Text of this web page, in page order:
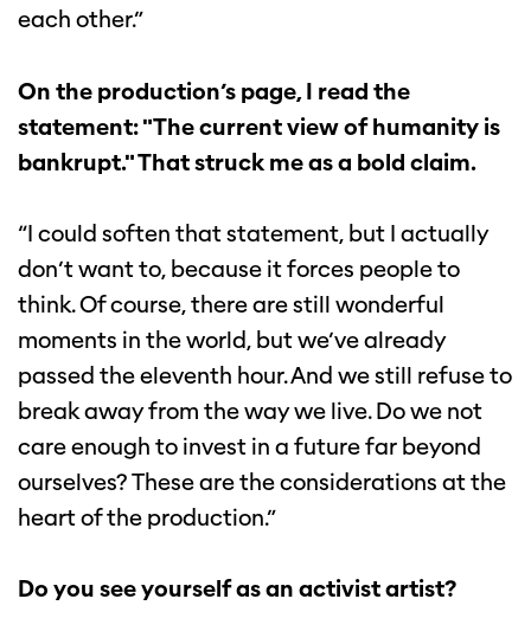
each other.”
On the production’s page, I read the
statement: "The current view of humanity is
bankrupt." That struck me as a bold claim.
“I could soften that statement, but I actually
don’t want to, because it forces people to
think. Of course, there are still wonderful
moments in the world, but we’ve already
passed the eleventh hour. And we still refuse to
break away from the way we live. Do we not
care enough to invest in a future far beyond
ourselves? These are the considerations at the
heart of the production.”
Do you see yourself as an activist artist?